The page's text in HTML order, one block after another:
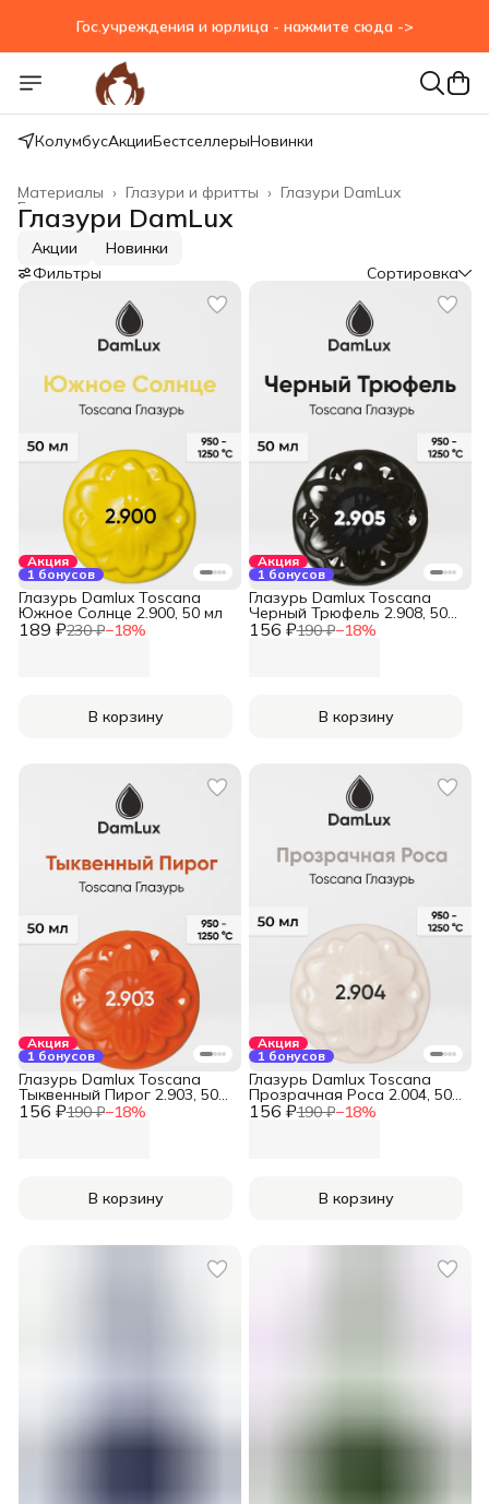
Гос.учреждения и юрлица - нажмите сюда ->
КолумбусАкцииБестселлерыНовинки
Глазури DamLux
Глазури и фритты ›
Материалы ›
Главная
Глазури DamLux
Акции
Новинки
Фильтры
Сортировка
Акция
1 бонусов
189 ₽230 ₽−18%
Глазурь Damlux Toscana
Южное Солнце 2.900, 50 мл
В корзину
Акция
1 бонусов
156 ₽190 ₽−18%
Глазурь Damlux Toscana
Черный Трюфель 2.908, 50
мл
В корзину
Акция
1 бонусов
156 ₽190 ₽−18%
Глазурь Damlux Toscana
Тыквенный Пирог 2.903, 50
мл
В корзину
Акция
1 бонусов
156 ₽190 ₽−18%
Глазурь Damlux Toscana
Прозрачная Роса 2.004, 50
мл
В корзину